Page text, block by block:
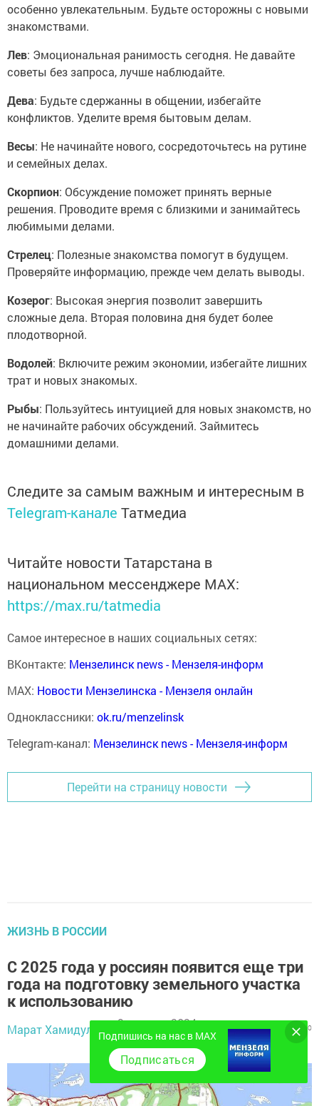
особенно увлекательным. Будьте осторожны с новыми
знакомствами.
Лев: Эмоциональная ранимость сегодня. Не давайте
советы без запроса, лучше наблюдайте.
Дева: Будьте сдержанны в общении, избегайте
конфликтов. Уделите время бытовым делам.
Весы: Не начинайте нового, сосредоточьтесь на рутине
и семейных делах.
Скорпион: Обсуждение поможет принять верные
решения. Проводите время с близкими и занимайтесь
любимыми делами.
Стрелец: Полезные знакомства помогут в будущем.
Проверяйте информацию, прежде чем делать выводы.
Козерог: Высокая энергия позволит завершить
сложные дела. Вторая половина дня будет более
плодотворной.
Водолей: Включите режим экономии, избегайте лишних
трат и новых знакомых.
Рыбы: Пользуйтесь интуицией для новых знакомств, но
не начинайте рабочих обсуждений. Займитесь
домашними делами.
Следите за самым важным и интересным в
Telegram-канале Татмедиа
Читайте новости Татарстана в
национальном мессенджере MАХ:
https://max.ru/tatmedia
Самое интересное в наших социальных сетях:
ВКонтакте: Мензелинск news - Мензеля-информ
MAX: Новости Мензелинска - Мензеля онлайн
Одноклассники: ok.ru/menzelinsk
Telegram-канал: Мензелинск news - Мензеля-информ
Перейти на страницу новости
ЖИЗНЬ В РОССИИ
С 2025 года у россиян появится еще три
года на подготовку земельного участка
к использованию
Марат Хамидуллин,
9 августа 2024 -
15:24
920 0 0
Подпишись на нас в MAX
Подписаться